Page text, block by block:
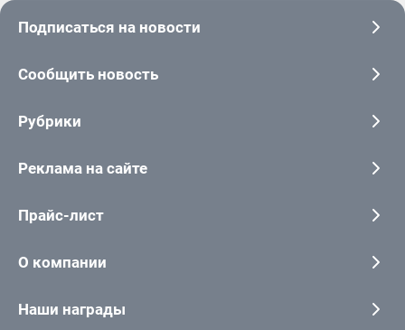
Подписаться на новости
Сообщить новость
Рубрики
Реклама на сайте
Прайс-лист
О компании
Наши награды